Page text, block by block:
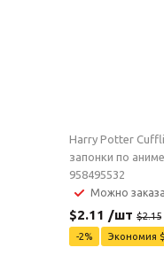
Harry Potter
запонки по
958495532
Можно
$2.11 /шт $2.15
-2% Экономия $